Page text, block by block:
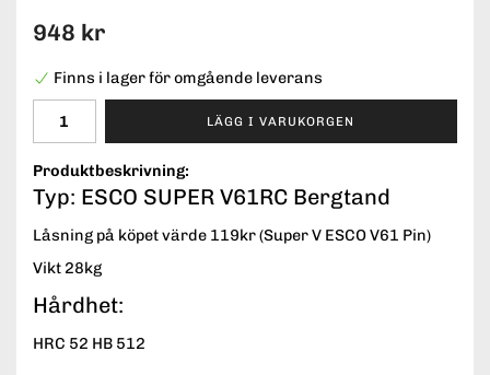
948 kr
Finns i lager för omgående leverans
LÄGG I VARUKORGEN
Produktbeskrivning:
Typ: ESCO SUPER V61RC Bergtand
Låsning på köpet värde 119kr (Super V ESCO V61 Pin)
Vikt 28kg
Hårdhet:
HRC 52 HB 512